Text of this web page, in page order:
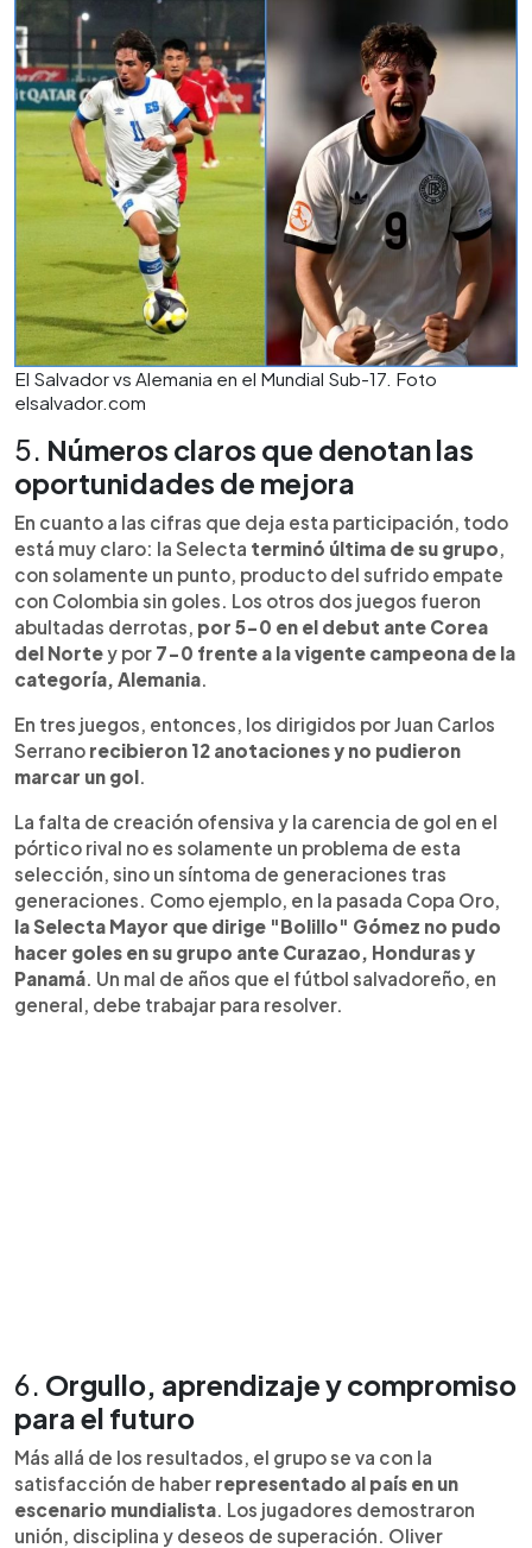
El Salvador vs Alemania en el Mundial Sub-17. Foto
elsalvador.com
5. Números claros que denotan las
oportunidades de mejora
En cuanto a las cifras que deja esta participación, todo
está muy claro: la Selecta terminó última de su grupo,
con solamente un punto, producto del sufrido empate
con Colombia sin goles. Los otros dos juegos fueron
abultadas derrotas, por 5-0 en el debut ante Corea
del Nortey por 7-0 frente a la vigente campeona de la
categoría, Alemania.
En tres juegos, entonces, los dirigidos por Juan Carlos
Serrano recibieron 12 anotaciones y no pudieron
marcar un gol.
La falta de creación ofensiva y la carencia de gol en el
pórtico rival no es solamente un problema de esta
selección, sino un síntoma de generaciones tras
generaciones. Como ejemplo, en la pasada Copa Oro,
la Selecta Mayor que dirige "Bolillo" Gómez no pudo
hacer goles en su grupo ante Curazao, Honduras y
Panamá. Un mal de años que el fútbol salvadoreño, en
general, debe trabajar para resolver.
6. Orgullo, aprendizaje y compromiso
para el futuro
Más allá de los resultados, el grupo se va con la
satisfacción de haber representado al país en un
escenario mundialista. Los jugadores demostraron
unión, disciplina y deseos de superación. Oliver